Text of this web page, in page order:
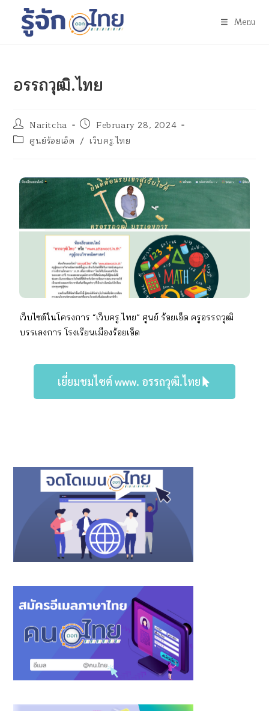
Menu
อรรถวุฒิ.ไทย
Naritcha
February 28, 2024
ศูนย์ร้อยเอ็ด / เว็บครู.ไทย
เว็บไซต์ในโครงการ “เว็บครู.ไทย” ศูนย์ ร้อยเอ็ด ครูอรรถวุฒิ
บรรเลงการ โรงเรียนเมืองร้อยเอ็ด
เยี่ยมชมไซต์ www. อรรถวุฒิ.ไทย